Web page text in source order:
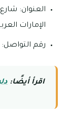
العنوان:
الإمارات
رقم التواصل: 1222 602 04.
اقرأ أيضًا: